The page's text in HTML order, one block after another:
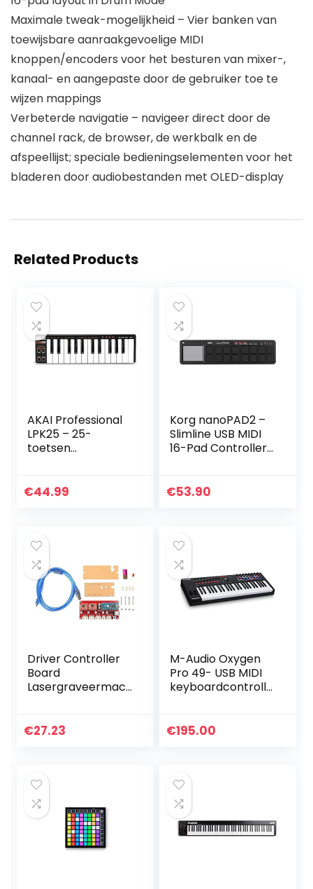
Maximale tweak-mogelijkheid – Vier banken van
toewijsbare aanraakgevoelige MIDI
knoppen/encoders voor het besturen van mixer-,
kanaal- en aangepaste door de gebruiker toe te
wijzen mappings
Verbeterde navigatie – navigeer direct door de
channel rack, de browser, de werkbalk en de
afspeellijst; speciale bedieningselementen voor het
bladeren door audiobestanden met OLED-display
Related Products
AKAI Professional
LPK25 – 25-
toetsen
controller voor
€44.99
Korg nanoPAD2 –
Slimline USB MIDI
16-Pad Controller
€53.90
Driver Controller
Board
Lasergraveermac
Driver Controller
€27.23
M-Audio Oxygen
Pro 49- USB MIDI
keyboardcontrolle
toewijsbare MIDI
€195.00